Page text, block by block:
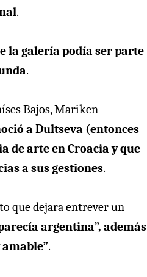
.
la galería podía ser parte
.
Bajos, Mariken
a Dultseva (entonces
de arte en Croacia y que
a sus gestiones.
que dejara entrever un
argentina”, además
.